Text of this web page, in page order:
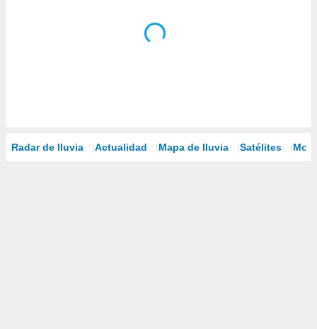
Radar de lluvia Actualidad Mapa de lluvia Satélites